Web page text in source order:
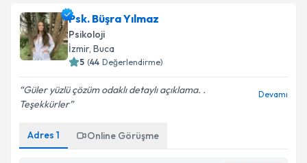
bilgilendireceğiz.
E-posta Adresiniz
Kişisel verilerimin işlenmesine ilişkin
kapsamda işlenmesini kabul ediyorum.
Psk. Büşra Yılmaz
Psikoloji
İzmir, Buca
5 (44 Değerlendirme)
Güler yüzlü çözüm odaklı detaylı açıklama. .
Teşekkürler
Devamı
Adres 1 Online Görüşme